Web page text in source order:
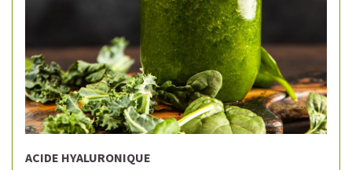
ACIDE HYALURONIQUE